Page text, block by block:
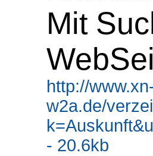
Mit
http://
w2a.de/
- 20.6kb